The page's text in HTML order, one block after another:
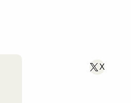
X